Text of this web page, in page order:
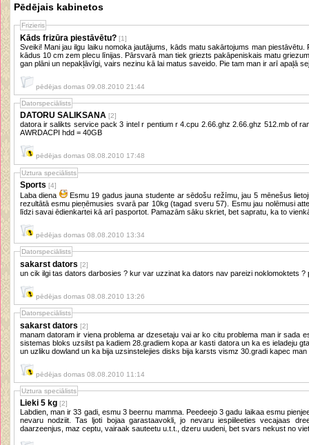
Pēdējais kabinetos
Frizieris
Kāds frizūra piestāvētu? [1]
Sveiki! Mani jau ilgu laiku nomoka jautājums, kāds matu sakārtojums man
kādus 10 cm zem plecu līnijas. Pārsvarā man tiek griezts pakāpeniskais matu
gan plāni un nepakļāvīgi, vairs nezinu kā lai matus saveido. Pie tam man ir arī apaļā
pēdējas domas 09.08.2010 21:44
Datorspeciālists
DATORU SALIKSANA [2]
datora ir salikts service pack 3 intel r pentium r 4.cpu 2.66.ghz 2.66.ghz 512.mb of ram video 7300.GT 256.mb system model
AWRDACPI hdd = 40GB
pēdējas domas 08.08.2010 17:48
Uztura speciālists
Sports [4]
Laba diena
Esmu 19 gadus jauna studente ar sēdošu režīmu, jau 5 mēnešus lietoju hormonālo kotracepciju visticamāk kā
rezultātā esmu pieņēmusies svarā par 10kg (tagad sveru 57). Esmu jau nolēmusi atteikties no šīs kontracepcijas un pasekot
līdzi savai ēdienkartei kā arī pasportot. Pamazām sāku skriet, bet sapratu, ka to
pēdējas domas 08.08.2010 13:34
Datorspeciālists
sakarst dators [2]
pēdējas domas 08.08.2010 13:26
Datorspeciālists
sakarst dators [2]
manam datoram ir viena problema ar dzesetaju vai ar ko citu problema man ir sada
sistemas bloks uzsilst pa kadiem 28.gradiem kopa ar kasti datora un ka es ieladeju gta sa andreas ar disku ielieku disku ieksa
un uzliku dowland un ka bija uzsinstelejies disks bija karsts vismz 30.gradi kapec
pēdējas domas 08.08.2010 11:14
Uztura speciālists
Lieki 5 kg [2]
Labdien, man ir 33 gadi, esmu 3 beernu mamma. Peedeejo 3 gadu laikaa esmu
nevaru nodziit. Tas ljoti bojaa garastaavokli, jo nevaru iespiileeties vecajaas
daarzeenjus, maz ceptu, vairaak sauteetu u.t.t., dzeru uudeni, bet svars nekust no